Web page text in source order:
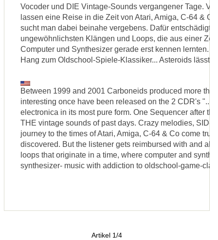
Vocoder und DIE Vintage-Sounds vergangener Tage.
lassen eine Reise in die Zeit von Atari, Amiga, C-64 &
sucht man dabei beinahe vergebens. Dafür entschädigt
ungewöhnlichsten Klängen und Loops, die aus einer
Computer und Synthesizer gerade erst kennen lernten.
Hang zum Oldschool-Spiele-Klassiker... Asteroids lässt
Between 1999 and 2001 Carboneids produced more
interesting once have been released on the 2 CDR's
electronica in its most pure form. One Sequencer after
THE vintage sounds of past days. Crazy melodies, SID-
journey to the times of Atari, Amiga, C-64 & Co come
discovered. But the listener gets reimbursed with and
loops that originate in a time, where computer and
synthesizer- music with addiction to oldschool-game-
Artikel 1/4